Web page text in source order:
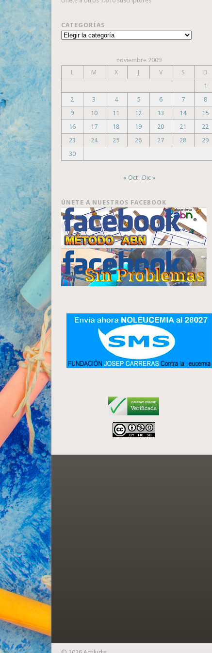
CATEGORÍAS
Categorías
noviembre 2009
L
M X J V S
D
1
2
3 4 5 6 7
8
9
10 11 12 13 14
15
16
17 18 19 20 21
22
23
24 25 26 27 28
29
30
« Oct Dic »
ÚNETE A NUESTROS FACEBOOK